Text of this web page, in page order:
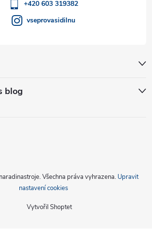
blog
+420 603 319382
vseprovasidilnu
Vytvořil Shoptet
. Všechna práva vyhrazena. Upravit
nastavení cookies